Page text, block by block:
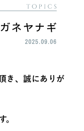
き、誠にありが
。